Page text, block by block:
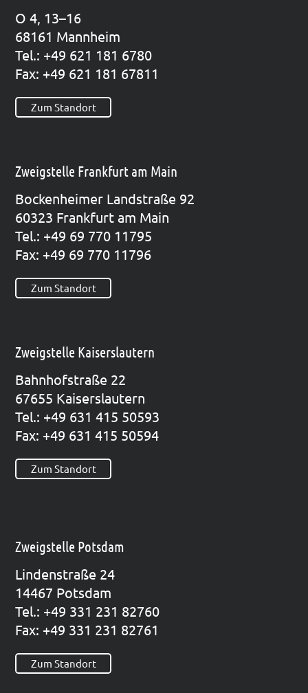
O 4, 13–16
68161 Mann­heim
Tel.: +49 621 181 6780
Fax: +49 621 181 67811
Zum Standort
Zweigstelle Frankfurt am Main
Bocken­hei­mer Land­stra­ße 92
60323 Frank­furt am Main
Tel.: +49 69 770 11795
Fax: +49 69 770 11796
Zum Standort
Zweigstelle Kaiserslautern
Bahn­hof­stra­ße 22
67655 Kai­sers­lau­tern
Tel.: +49 631 415 50593
Fax: +49 631 415 50594
Zum Standort
Zweigstelle Potsdam
Lin­den­stra­ße 24
14467 Pots­dam
Tel.: +49 331 231 82760
Fax: +49 331 231 82761
Zum Standort